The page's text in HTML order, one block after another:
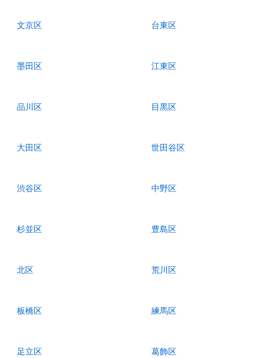
文京区 台東区
墨田区 江東区
品川区 目黒区
大田区 世田谷区
渋谷区 中野区
杉並区 豊島区
北区 荒川区
板橋区 練馬区
足立区 葛飾区